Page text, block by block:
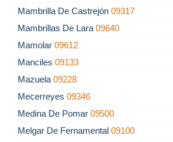
Mambrilla De Castrejón 09317
Mambrillas De Lara 09640
Mamolar 09612
Manciles 09133
Mazuela 09228
Mecerreyes 09346
Medina De Pomar 09500
Melgar De Fernamental 09100